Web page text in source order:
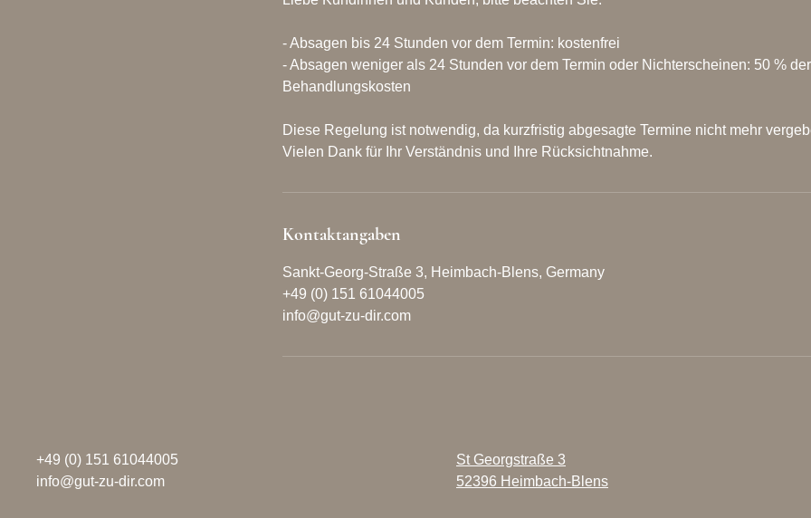
- Absagen bis 24 Stunden vor dem Termin: kostenfrei
- Absagen weniger als 24 Stunden vor dem Termin oder Nichterscheinen: 50 % der
Behandlungskosten
Diese Regelung ist notwendig, da kurzfristig abgesagte Termine nicht mehr
Vielen Dank für Ihr Verständnis und Ihre Rücksichtnahme.
Kontaktangaben
Sankt-Georg-Straße 3, Heimbach-Blens, Germany
+49 (0) 151 61044005
info@gut-zu-dir.com
+49 (0) 151 61044005
info@gut-zu-dir.com
St Georgstraße 3
52396 Heimbach-Blens